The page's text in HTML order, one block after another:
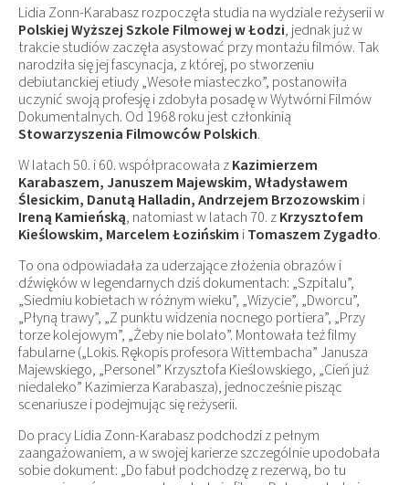
Lidia Zonn-Karabasz rozpoczęła studia na wydziale reżyserii w
Polskiej Wyższej Szkole Filmowej w Łodzi, jednak już w
trakcie studiów zaczęła asystować przy montażu filmów. Tak
narodziła się jej fascynacja, z której, po stworzeniu
debiutanckiej etiudy „Wesołe miasteczko”, postanowiła
uczynić swoją profesję i zdobyła posadę w Wytwórni Filmów
Dokumentalnych. Od 1968 roku jest członkinią
Stowarzyszenia Filmowców Polskich.
W latach 50. i 60. współpracowała zKazimierzem
Karabaszem, Januszem Majewskim, Władysławem
Ślesickim, Danutą Halladin, Andrzejem Brzozowskim i
Ireną Kamieńską, natomiast w latach 70. zKrzysztofem
Kieślowskim, Marcelem Łozińskim iTomaszem Zygadło.
To ona odpowiadała za uderzające złożenia obrazów i
dźwięków w legendarnych dziś dokumentach: „Szpitalu”,
„Siedmiu kobietach w różnym wieku”, „Wizycie”, „Dworcu”,
„Płyną trawy”, „Z punktu widzenia nocnego portiera”, „Przy
torze kolejowym”, „Żeby nie bolało”. Montowała też filmy
fabularne („Lokis. Rękopis profesora Wittembacha” Janusza
Majewskiego, „Personel” Krzysztofa Kieślowskiego, „Cień już
niedaleko” Kazimierza Karabasza), jednocześnie pisząc
scenariusze i podejmując się reżyserii.
Do pracy Lidia Zonn-Karabasz podchodzi z pełnym
zaangażowaniem, a w swojej karierze szczególnie upodobała
sobie dokument: „Do fabuł podchodzę z rezerwą, bo tu